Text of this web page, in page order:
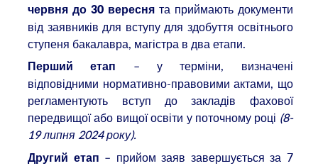
червня до 30 вересня та приймають документи
від заявників для вступу для здобуття освітнього
ступеня бакалавра, магістра в два етапи.
Перший етап
– у терміни, визначені
відповідними нормативно-правовими актами, що
регламентують вступ до закладів фахової
передвищої або вищої освіти у поточному році (8-
19 липня 2024 року).
Другий етап – прийом заяв завершується за 7